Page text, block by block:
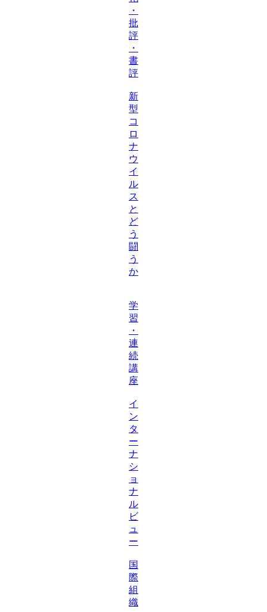
・
批
評
・
書
評
新
型
コ
ロ
ナ
ウ
イ
ル
ス
と
ど
う
闘
う
か
学
習
・
連
続
講
座
イ
ン
タ
ー
ナ
シ
ョ
ナ
ル
ビ
ュ
ー
国
際
組
織